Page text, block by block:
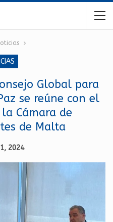
Global para
se reúne con el
Cámara de
de Malta
2024